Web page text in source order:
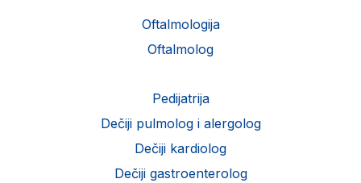
Oftalmologija
Oftalmolog
Pedijatrija
Dečiji pulmolog i alergolog
Dečiji kardiolog
Dečiji gastroenterolog